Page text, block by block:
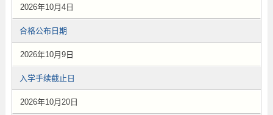
2026年10月4日
合格公布日期
2026年10月9日
入学手续截止日
2026年10月20日